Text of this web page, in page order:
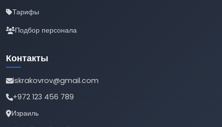
Тарифы
Подбор персонала
Контакты
iskrakovrov@gmail.com
+972 123 456 789
Израиль